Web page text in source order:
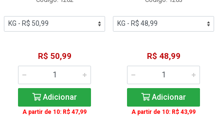
R$ 50,99
Adicionar
A partir de 10: R$ 47,99
R$ 48,99
Adicionar
A partir de 10: R$ 43,99